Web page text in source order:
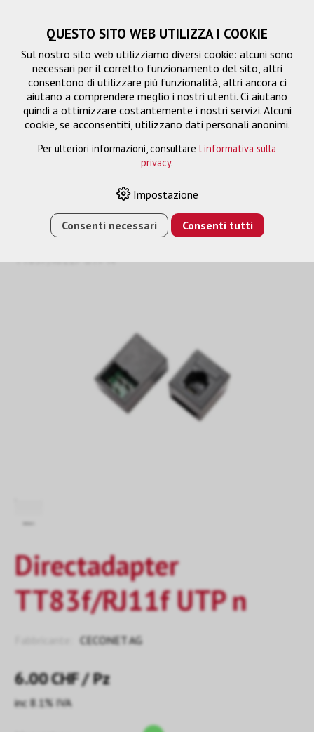
› E-SHOP › FTTH/RETE › ADATTORI › ADATTATORE
TT83F/RJ11F UTP N
Directadapter
TT83f/RJ11f UTP n
CECONET AG
6.00CHF/ Pz
inc 8.1% IVA
QUESTO SITO WEB UTILIZZA I COOKIE
Sul nostro sito web utilizziamo diversi cookie: alcuni sono
necessari per il corretto funzionamento del sito, altri
consentono di utilizzare più funzionalità, altri ancora ci
aiutano a comprendere meglio i nostri utenti. Ci aiutano
quindi a ottimizzare costantemente i nostri servizi. Alcuni
cookie, se acconsentiti, utilizzano dati personali anonimi.
Per ulteriori informazioni, consultare l'informativa sulla
privacy.
Impostazione
Consenti necessari Consenti tutti